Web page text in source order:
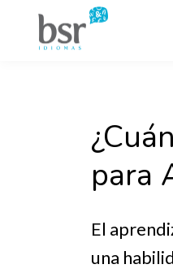
para
El
una